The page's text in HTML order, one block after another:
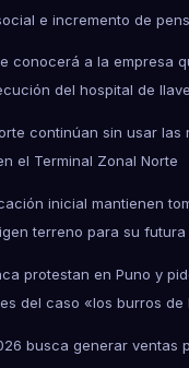
e incremento de
conocerá a la empresa
del hospital de Ilave
continúan sin usar las
el Terminal Zonal Norte
inicial mantienen
terreno para su
protestan en Puno y
del caso «los burros
busca generar ventas